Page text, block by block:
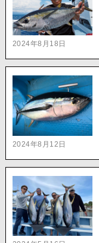
2024年8月18日
2024年8月12日